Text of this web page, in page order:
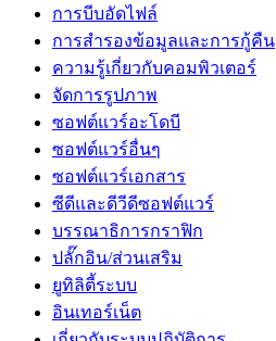
การบีบอัดไฟล์
การสำรองข้อมูลและการกู้คืน
ความรู้เกี่ยวกับคอมพิวเตอร์
จัดการรูปภาพ
ซอฟต์แวร์อะโดบี
ซอฟต์แวร์อื่นๆ
ซอฟต์แวร์เอกสาร
ซีดีและดีวีดีซอฟต์แวร์
บรรณาธิการกราฟิก
ปลั๊กอิน/ส่วนเสริม
ยูทิลิตี้ระบบ
อินเทอร์เน็ต